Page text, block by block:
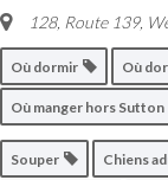
128, Route 139,
Où dormir Où
Où manger hors Sutton
Souper Chiens